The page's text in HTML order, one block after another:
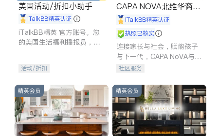
美国活动/折扣小助手
iTalkBB精英认证
iTalkBB精英 官方账号。您
的美国生活福利播报员，精
专属福利。
活动/折扣
CAPA NOVA北维华裔家
长会iTalkBB精英认证
执照已核实
连接家长与社会，赋能孩子
与下一代，CAPA NoVA与您
携手建设包容、公平、充满
社区服务
精英会员 精英会员